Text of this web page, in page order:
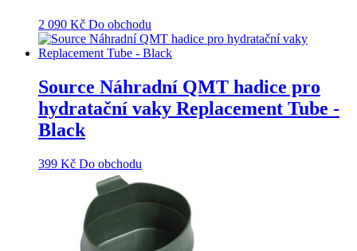
2 090 Kč Do obchodu
Source Náhradní QMT hadice pro
hydratační vaky Replacement Tube -
Black
399 Kč Do obchodu